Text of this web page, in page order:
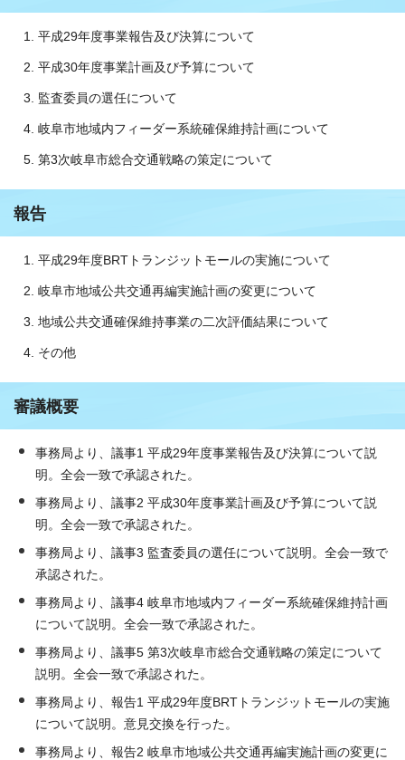
平成29年度事業報告及び決算について
平成30年度事業計画及び予算について
監査委員の選任について
岐阜市地域内フィーダー系統確保維持計画について
第3次岐阜市総合交通戦略の策定について
報告
平成29年度BRTトランジットモールの実施について
岐阜市地域公共交通再編実施計画の変更について
地域公共交通確保維持事業の二次評価結果について
その他
審議概要
事務局より、議事1 平成29年度事業報告及び決算について説
明。全会一致で承認された。
事務局より、議事2 平成30年度事業計画及び予算について説
明。全会一致で承認された。
事務局より、議事3 監査委員の選任について説明。全会一致で
承認された。
事務局より、議事4 岐阜市地域内フィーダー系統確保維持計画
について説明。全会一致で承認された。
事務局より、議事5 第3次岐阜市総合交通戦略の策定について
説明。全会一致で承認された。
事務局より、報告1 平成29年度BRTトランジットモールの実施
について説明。意見交換を行った。
事務局より、報告2 岐阜市地域公共交通再編実施計画の変更に